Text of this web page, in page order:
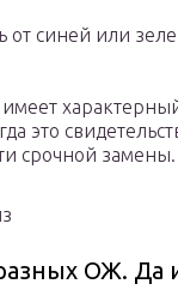
от синей или
это
срочной замены.
ОЖ. Да